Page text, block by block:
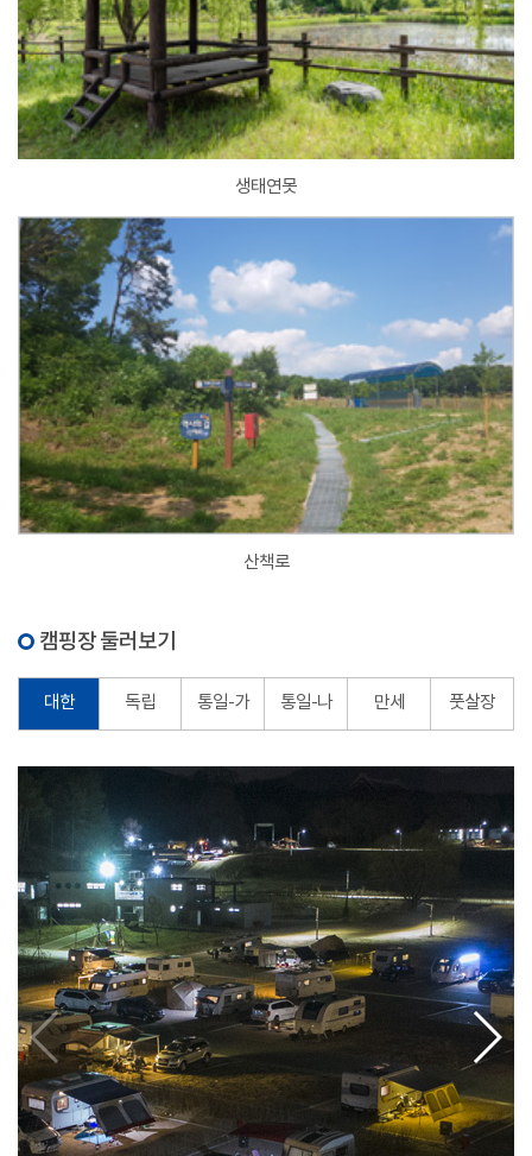
생태연못
산책로
캠핑장 둘러보기
대한 독립 통일-가 통일-나 만세 풋살장